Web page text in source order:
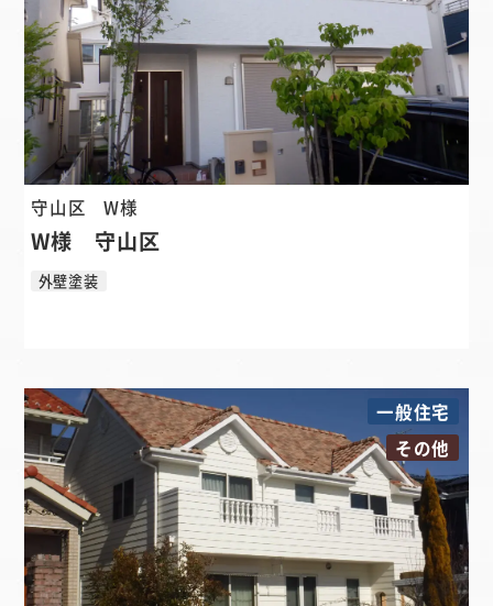
守山区 W様
W様 守山区
外壁塗装
一般住宅
その他